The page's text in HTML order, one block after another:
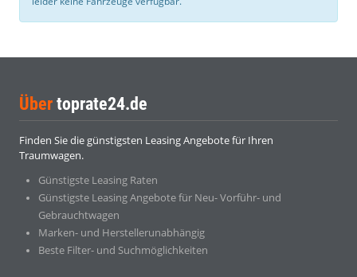
Über toprate24.de
Finden Sie die günstigsten Leasing Angebote für Ihren
Traumwagen.
Günstigste Leasing Raten
Günstigste Leasing Angebote für Neu- Vorführ- und
Gebrauchtwagen
Marken- und Herstellerunabhängig
Beste Filter- und Suchmöglichkeiten